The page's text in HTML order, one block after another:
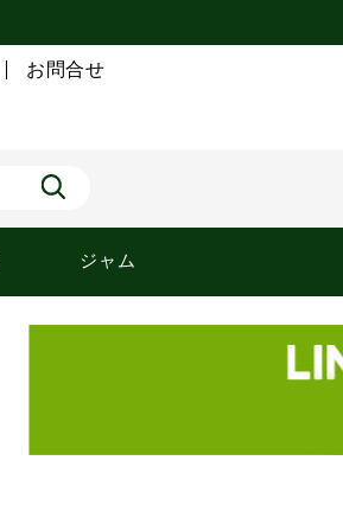
お問合せ
ジャム